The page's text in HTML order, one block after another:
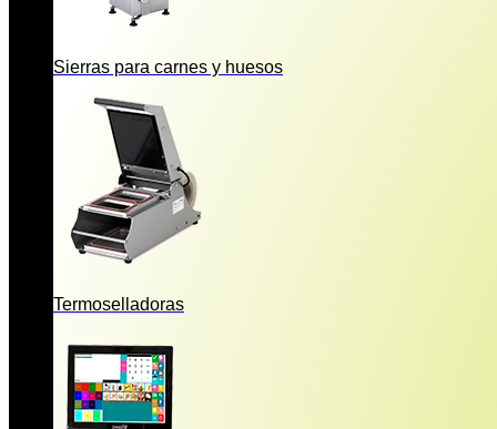
Sierras para carnes y huesos
Termoselladoras